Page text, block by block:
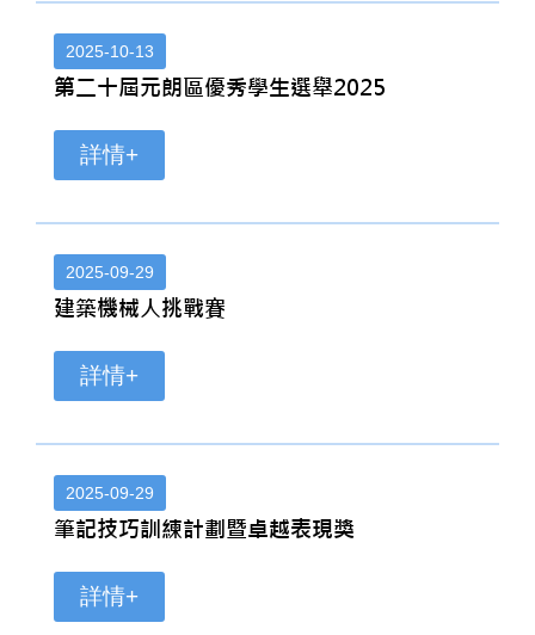
2025-10-13
第二十屆元朗區優秀學生選舉2025
詳情+
2025-09-29
建築機械人挑戰賽
詳情+
2025-09-29
筆記技巧訓練計劃暨卓越表現獎
詳情+